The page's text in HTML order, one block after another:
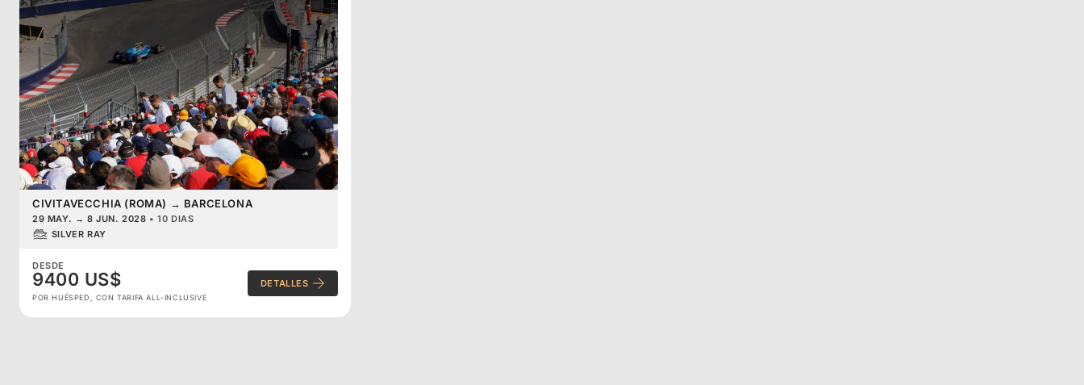
CIVITAVECCHIA (ROMA) → BARCELONA
29 MAY. → 8 JUN. 2028 •10 DIAS
SILVER RAY
DESDE
9400 US$
POR HUÉSPED, CON TARIFA ALL-INCLUSIVE
DETALLES